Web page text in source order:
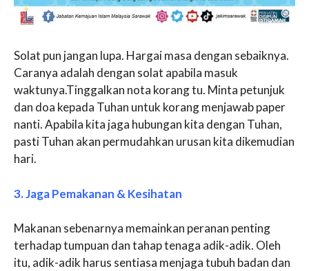
Solat pun jangan lupa. Hargai masa dengan sebaiknya.
Caranya adalah dengan solat apabila masuk
waktunya.Tinggalkan nota korang tu. Minta petunjuk
dan doa kepada Tuhan untuk korang menjawab paper
nanti. Apabila kita jaga hubungan kita dengan Tuhan,
pasti Tuhan akan permudahkan urusan kita dikemudian
hari.
3. Jaga Pemakanan & Kesihatan
Makanan sebenarnya memainkan peranan penting
terhadap tumpuan dan tahap tenaga adik-adik. Oleh
itu, adik-adik harus sentiasa menjaga tubuh badan dan